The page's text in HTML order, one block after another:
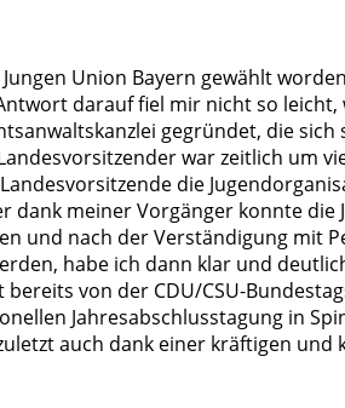
Union Bayern gewählt
darauf fiel mir nicht so
gegründet, die
war zeitlich um
die
meiner Vorgänger konnte die
und nach der Verständigung mit
habe ich dann klar und
von der CDU/CSU-
Jahresabschlusstagung in
auch dank einer kräftigen